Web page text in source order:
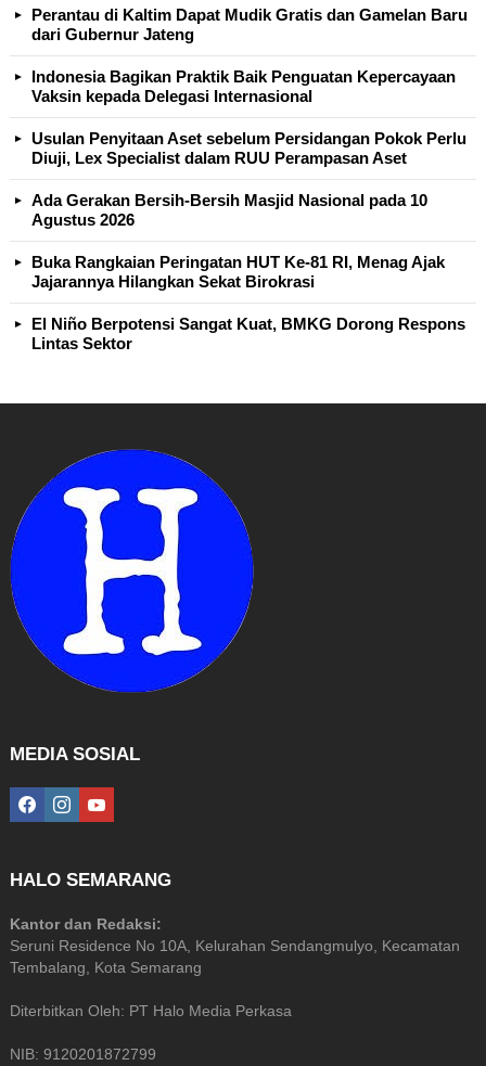
Perantau di Kaltim Dapat Mudik Gratis dan Gamelan Baru
dari Gubernur Jateng
Indonesia Bagikan Praktik Baik Penguatan Kepercayaan
Vaksin kepada Delegasi Internasional
Usulan Penyitaan Aset sebelum Persidangan Pokok Perlu
Diuji, Lex Specialist dalam RUU Perampasan Aset
Ada Gerakan Bersih-Bersih Masjid Nasional pada 10
Agustus 2026
Buka Rangkaian Peringatan HUT Ke-81 RI, Menag Ajak
Jajarannya Hilangkan Sekat Birokrasi
El Niño Berpotensi Sangat Kuat, BMKG Dorong Respons
Lintas Sektor
MEDIA SOSIAL
facebookinstagramyoutube
HALO SEMARANG
Kantor dan Redaksi:
Seruni Residence No 10A, Kelurahan Sendangmulyo, Kecamatan
Tembalang, Kota Semarang
Diterbitkan Oleh: PT Halo Media Perkasa
NIB: 9120201872799